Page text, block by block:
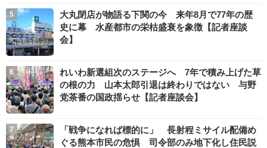
大丸閉店が物語る下関の今 来年8月で77年の歴
史に幕 水産都市の栄枯盛衰を象徴【記者座談
会】
れいわ新選組次のステージへ 7年で積み上げた草
の根の力 山本太郎引退は終わりではない 与野
党茶番の国政揺らせ【記者座談会】
「戦争になれば標的に」 長射程ミサイル配備め
ぐる熊本市民の危惧 司令部のみ地下化し住民説